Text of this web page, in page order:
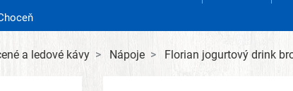
a ledové kávy Nápoje Florian jogurtový drink